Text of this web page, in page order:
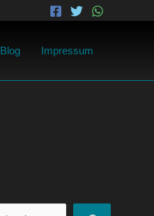
Blog Impressum